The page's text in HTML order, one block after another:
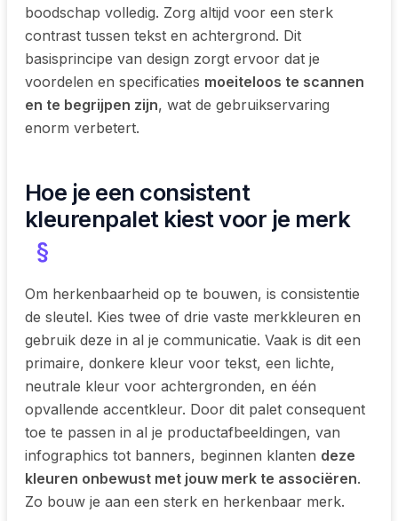
boodschap volledig. Zorg altijd voor een sterk
contrast tussen tekst en achtergrond. Dit
basisprincipe van design zorgt ervoor dat je
voordelen en specificaties moeiteloos te scannen
en te begrijpen zijn, wat de gebruikservaring
enorm verbetert.
Hoe je een consistent
kleurenpalet kiest voor je merk
§
Om herkenbaarheid op te bouwen, is consistentie
de sleutel. Kies twee of drie vaste merkkleuren en
gebruik deze in al je communicatie. Vaak is dit een
primaire, donkere kleur voor tekst, een lichte,
neutrale kleur voor achtergronden, en één
opvallende accentkleur. Door dit palet consequent
toe te passen in al je productafbeeldingen, van
infographics tot banners, beginnen klanten deze
kleuren onbewust met jouw merk te associëren.
Zo bouw je aan een sterk en herkenbaar merk.